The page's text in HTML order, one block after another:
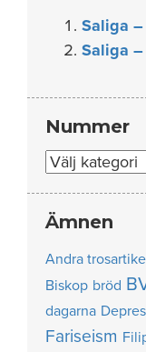
Saliga
Saliga
Nummer
Nummer
Ämnen
Andra
Biskop bröd
dagarna
Fariseism